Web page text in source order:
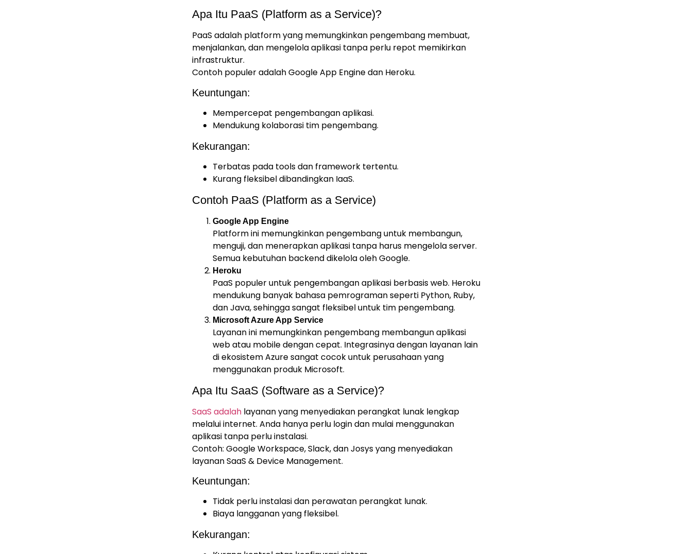
Apa Itu PaaS (Platform as a Service)?
PaaS adalah platform yang memungkinkan pengembang membuat,
menjalankan, dan mengelola aplikasi tanpa perlu repot memikirkan
infrastruktur.
Contoh populer adalah Google App Engine dan Heroku.
Keuntungan:
Mempercepat pengembangan aplikasi.
Mendukung kolaborasi tim pengembang.
Kekurangan:
Terbatas pada tools dan framework tertentu.
Kurang fleksibel dibandingkan IaaS.
Contoh PaaS (Platform as a Service)
Google App Engine
Platform ini memungkinkan pengembang untuk membangun,
menguji, dan menerapkan aplikasi tanpa harus mengelola server.
Semua kebutuhan backend dikelola oleh Google.
Heroku
PaaS populer untuk pengembangan aplikasi berbasis web. Heroku
mendukung banyak bahasa pemrograman seperti Python, Ruby,
dan Java, sehingga sangat fleksibel untuk tim pengembang.
Microsoft Azure App Service
Layanan ini memungkinkan pengembang membangun aplikasi
web atau mobile dengan cepat. Integrasinya dengan layanan lain
di ekosistem Azure sangat cocok untuk perusahaan yang
menggunakan produk Microsoft.
Apa Itu SaaS (Software as a Service)?
SaaS adalah layanan yang menyediakan perangkat lunak lengkap
melalui internet. Anda hanya perlu login dan mulai menggunakan
aplikasi tanpa perlu instalasi.
Contoh: Google Workspace, Slack, dan Josys yang menyediakan
layanan SaaS & Device Management.
Keuntungan:
Tidak perlu instalasi dan perawatan perangkat lunak.
Biaya langganan yang fleksibel.
Kekurangan: